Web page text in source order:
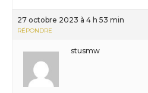
27 octobre 2023 à 4 h 53 min
RÉPONDRE
stusmw